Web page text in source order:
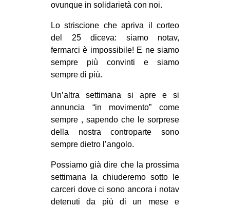
ovunque in solidarietà con noi.
Lo striscione che apriva il corteo
del 25 diceva: siamo notav,
fermarci è impossibile! E ne siamo
sempre più convinti e siamo
sempre di più.
Un’altra settimana si apre e si
annuncia “in movimento” come
sempre , sapendo che le sorprese
della nostra controparte sono
sempre dietro l’angolo.
Possiamo già dire che la prossima
settimana la chiuderemo sotto le
carceri dove ci sono ancora i notav
detenuti da più di un mese e